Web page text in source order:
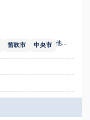
笛吹市 中央市 他...